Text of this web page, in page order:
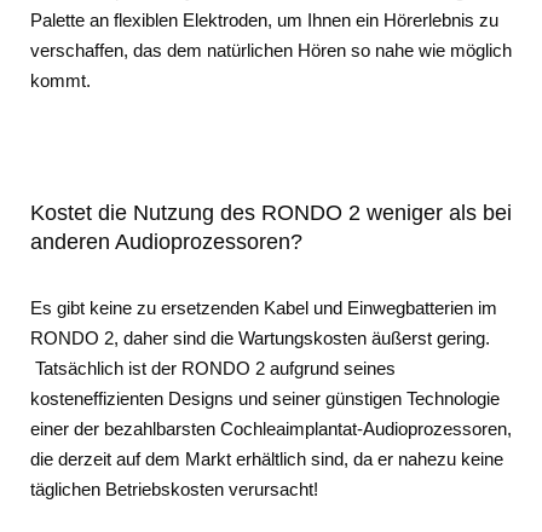
Palette an flexiblen Elektroden, um Ihnen ein Hörerlebnis zu
verschaffen, das dem natürlichen Hören so nahe wie möglich
kommt.
Kostet die Nutzung des RONDO 2 weniger als bei
anderen Audioprozessoren?
Es gibt keine zu ersetzenden Kabel und Einwegbatterien im
RONDO 2, daher sind die Wartungskosten äußerst gering.
Tatsächlich ist der RONDO 2 aufgrund seines
kosteneffizienten Designs und seiner günstigen Technologie
einer der bezahlbarsten Cochleaimplantat-Audioprozessoren,
die derzeit auf dem Markt erhältlich sind, da er nahezu keine
täglichen Betriebskosten verursacht!